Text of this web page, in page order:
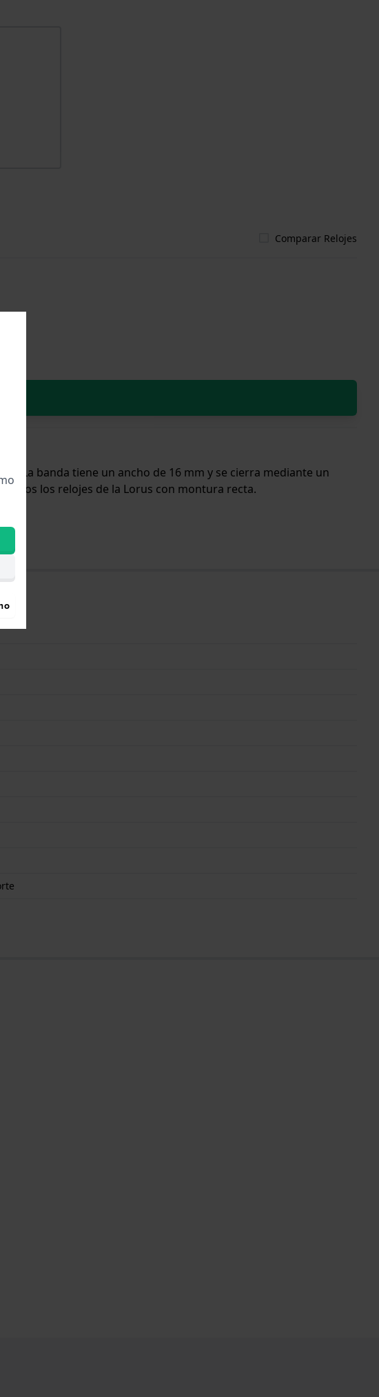
Comparar Relojes
La banda tiene un ancho de 16 mm y se cierra mediante un
los relojes de la Lorus con montura recta.